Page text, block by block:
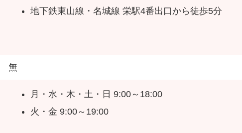
地下鉄東山線・名城線 栄駅4番出口から徒歩5分
無
月・水・木・土・日 9:00～18:00
火・金 9:00～19:00